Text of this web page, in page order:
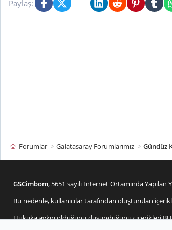
Paylaş: FacebookX (Twitter)BlueskyLinkedInRedditPinterest
Forumlar Galatasaray Forumlarımız Gündüz
GSCimbom, 5651 sayılı İnternet Ortamında
Bu nedenle, kullanıcılar tarafından oluşturulan
Hukuka aykırı olduğunu düşündüğünüz içerikleri